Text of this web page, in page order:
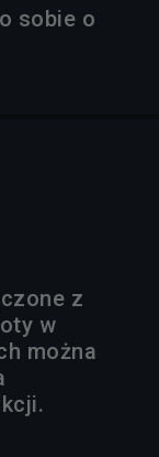
sobie o
z
w
można